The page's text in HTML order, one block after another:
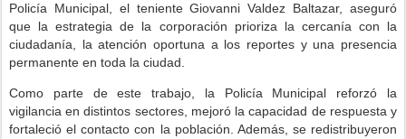
Policía Municipal, el teniente Giovanni Valdez Baltazar, aseguró
que la estrategia de la corporación prioriza la cercanía con la
ciudadanía, la atención oportuna a los reportes y una presencia
permanente en toda la ciudad.
Como parte de este trabajo, la Policía Municipal reforzó la
vigilancia en distintos sectores, mejoró la capacidad de respuesta y
fortaleció el contacto con la población. Además, se redistribuyeron